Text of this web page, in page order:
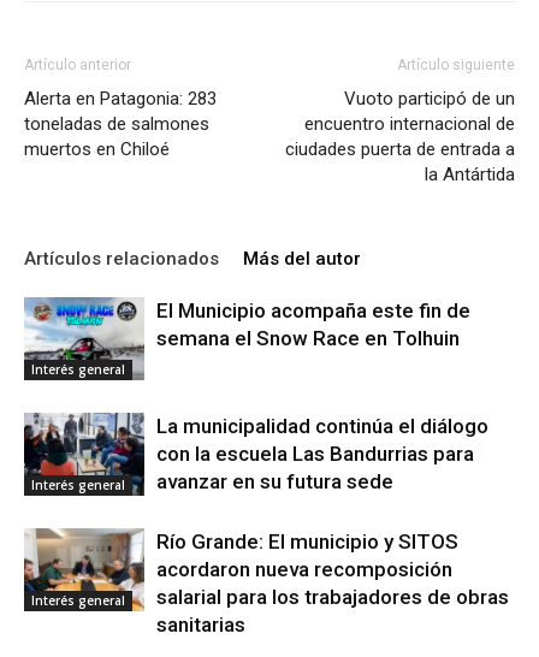
Artículo anterior
Alerta en Patagonia: 283
toneladas de salmones
muertos en Chiloé
Artículo siguiente
Vuoto participó de un
encuentro internacional de
ciudades puerta de entrada a
la Antártida
Artículos relacionados Más del autor
Interés general
El Municipio acompaña este fin de
semana el Snow Race en Tolhuin
Interés general
La municipalidad continúa el diálogo
con la escuela Las Bandurrias para
avanzar en su futura sede
Interés general
Río Grande: El municipio y SITOS
acordaron nueva recomposición
salarial para los trabajadores de obras
sanitarias